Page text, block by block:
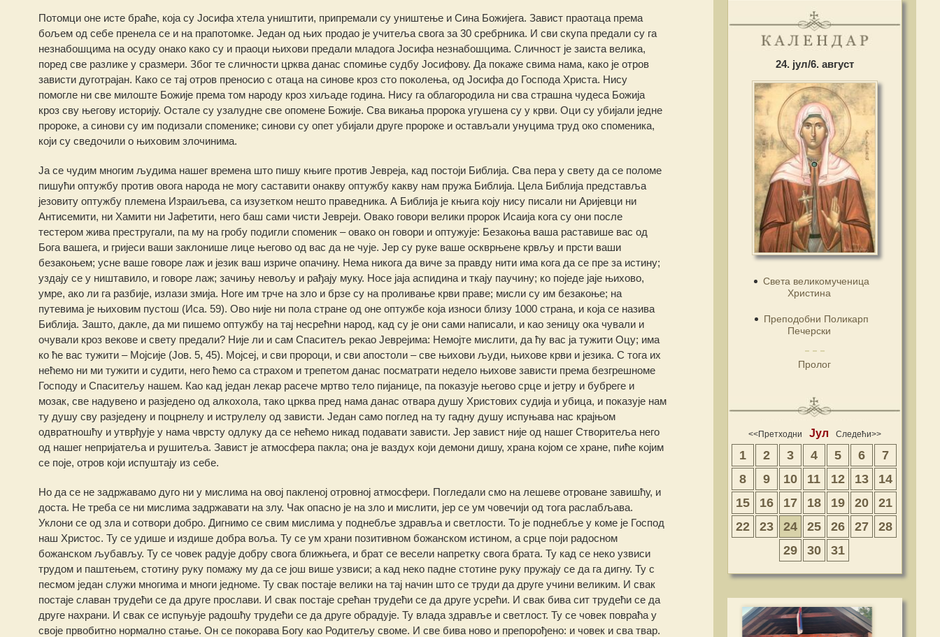
Потомци оне исте браће, која су Јосифа хтела уништити, припремали су уништење и Сина Божијега. Завист праотаца према
бољем од себе пренела се и на прапотомке. Један од њих продао је учитеља свога за 30 сребрника. И сви скупа предали су га
незнабошцима на осуду онако како су и праоци њихови предали младога Јосифа незнабошцима. Сличност је заиста велика,
поред све разлике у сразмери. Због те сличности црква данас спомиње судбу Јосифову. Да покаже свима нама, како је отров
зависти дуготрајан. Како се тај отров преносио с отаца на синове кроз сто поколења, од Јосифа до Господа Христа. Нису
помогле ни све милоште Божије према том народу кроз хиљаде година. Нису га облагородила ни сва страшна чудеса Божија
кроз сву његову историју. Остале су узалудне све опомене Божије. Сва викања пророка угушена су у крви. Оци су убијали једне
пророке, а синови су им подизали споменике; синови су опет убијали друге пророке и остављали унуцима труд око споменика,
који су сведочили о њиховим злочинима.
Ја се чудим многим људима нашег времена што пишу књиге против Јевреја, кад постоји Библија. Сва пера у свету да се поломе
пишући оптужбу против овога народа не могу саставити онакву оптужбу какву нам пружа Библија. Цела Библија представља
језовиту оптужбу племена Израиљева, са изузетком нешто праведника. А Библија је књига коју нису писали ни Аријевци ни
Антисемити, ни Хамити ни Јафетити, него баш сами чисти Јевреји. Овако говори велики пророк Исаија кога су они после
тестером жива престругали, па му на гробу подигли споменик – овако он говори и оптужује: Безакоња ваша раставише вас од
Бога вашега, и гријеси ваши заклонише лице његово од вас да не чује. Јер су руке ваше оскврњене крвљу и прсти ваши
безакоњем; усне ваше говоре лаж и језик ваш изриче опачину. Нема никога да виче за правду нити има кога да се пре за истину;
уздају се у ништавило, и говоре лаж; зачињу невољу и рађају муку. Носе јаја аспидина и ткају паучину; ко поједе јаје њихово,
умре, ако ли га разбије, излази змија. Ноге им трче на зло и брзе су на проливање крви праве; мисли су им безакоње; на
путевима је њиховим пустош (Иса. 59). Ово није ни пола стране од оне оптужбе која износи близу 1000 страна, и која се назива
Библија. Зашто, дакле, да ми пишемо оптужбу на тај несрећни народ, кад су је они сами написали, и као зеницу ока чували и
очували кроз векове и свету предали? Није ли и сам Спаситељ рекао Јеврејима: Немојте мислити, да ћу вас ја тужити Оцу; има
ко ће вас тужити – Мојсије (Јов. 5, 45). Мојсеј, и сви пророци, и сви апостоли – све њихови људи, њихове крви и језика. С тога их
нећемо ни ми тужити и судити, него ћемо са страхом и трепетом данас посматрати недело њихове зависти према безгрешноме
Господу и Спаситељу нашем. Као кад један лекар расече мртво тело пијанице, па показује његово срце и јетру и бубреге и
мозак, све надувено и разједено од алкохола, тако црква пред нама данас отвара душу Христових судија и убица, и показује нам
ту душу сву разједену и поцрнелу и иструлелу од зависти. Један само поглед на ту гадну душу испуњава нас крајњом
одвратношћу и утврђује у нама чврсту одлуку да се нећемо никад подавати зависти. Јер завист није од нашег Створитеља него
од нашег непријатеља и рушитеља. Завист је атмосфера пакла; она је ваздух који демони дишу, храна којом се хране, пиће којим
се поје, отров који испуштају из себе.
Но да се не задржавамо дуго ни у мислима на овој пакленој отровној атмосфери. Погледали смо на лешеве отроване завишћу, и
доста. Не треба се ни мислима задржавати на злу. Чак опасно је на зло и мислити, јер се ум човечији од тога раслабљава.
Уклони се од зла и сотвори добро. Дигнимо се свим мислима у поднебље здравља и светлости. То је поднебље у коме је Господ
наш Христос. Ту се удише и издише добра воља. Ту се ум храни позитивном божанском истином, а срце поји радосном
божанском љубављу. Ту се човек радује добру свога ближњега, и брат се весели напретку свога брата. Ту кад се неко узвиси
трудом и паштењем, стотину руку помажу му да се још више узвиси; а кад неко падне стотине руку пружају се да га дигну. Ту с
песмом један служи многима и многи једноме. Ту свак постаје велики на тај начин што се труди да друге учини великим. И свак
постаје славан трудећи се да друге прослави. И свак постаје срећан трудећи се да друге усрећи. И свак бива сит трудећи се да
друге нахрани. И свак се испуњује радошћу трудећи се да друге обрадује. Ту влада здравље и светлост. Ту се човек повраћа у
своје првобитно нормално стање. Он се покорава Богу као Родитељу своме. И све бива ново и препорођено: и човек и сва твар.
24. јул/6. август
Света великомученица
Христина
Преподобни Поликарп
Печерски
Пролог
<<Претходни Јул Следећи>>
1 2 3 4 5 6
7
8
9 10 11 12 13
14
15
16 17 18 19 20
21
22
23 24 25 26 27
28
29
30 31